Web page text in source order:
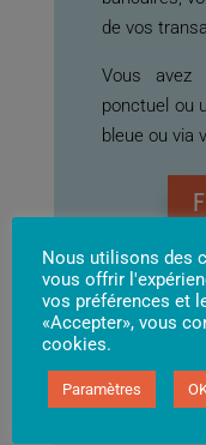
de vos
Vous
ponctuel ou
bleue ou via
Faire
Nous utilisons des
vous offrir
vos préférences et
«Accepter», vous
cookies.
Paramètres